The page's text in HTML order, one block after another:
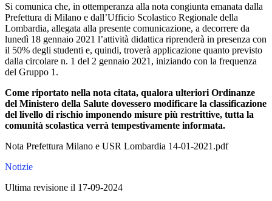
Si comunica che, in ottemperanza alla nota congiunta emanata dalla
Prefettura di Milano e dall’Ufficio Scolastico Regionale della
Lombardia, allegata alla presente comunicazione, a decorrere da
lunedì 18 gennaio 2021 l’attività didattica riprenderà in presenza con
il 50% degli studenti e, quindi, troverà applicazione quanto previsto
dalla circolare n. 1 del 2 gennaio 2021, iniziando con la frequenza
del Gruppo 1.
Come riportato nella nota citata, qualora ulteriori Ordinanze
del Ministero della Salute dovessero modificare la classificazione
del livello di rischio imponendo misure più restrittive, tutta la
comunità scolastica verrà tempestivamente informata.
Nota Prefettura Milano e USR Lombardia 14-01-2021.pdf
Notizie
Ultima revisione il 17-09-2024